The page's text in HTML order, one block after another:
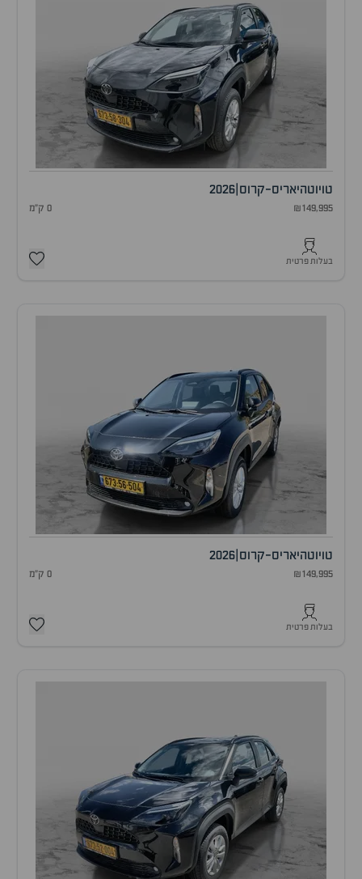
טויוטהיאריס-קרוס 2026
₪149,995 0 ק"מ
בעלות פרטית
טויוטהיאריס-קרוס 2026
₪149,995 0 ק"מ
בעלות פרטית